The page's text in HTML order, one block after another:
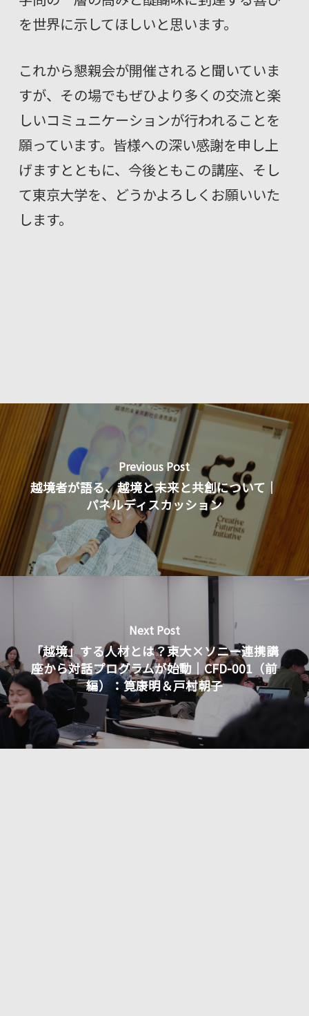
を世界に示してほしいと思います。
これから懇親会が開催されると聞いていま
すが、その場でもぜひより多くの交流と楽
しいコミュニケーションが行われることを
願っています。皆様への深い感謝を申し上
げますとともに、今後ともこの講座、そし
て東京大学を、どうかよろしくお願いいた
します。
Previous Post
越境者が語る、越境と未来と共創について｜
パネルディスカッション
Next Post
「越境」する人材とは？東大×ソニー連携講
座から対話プログラムが始動｜CFD-001（前
編）：筧康明＆戸村朝子